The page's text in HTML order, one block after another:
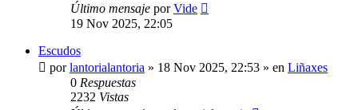
Último mensaje porVide
19 Nov 2025, 22:05
Escudos
porlantorialantoria » 18 Nov 2025, 22:53 » en Liñaxes
0 Respuestas
2232 Vistas